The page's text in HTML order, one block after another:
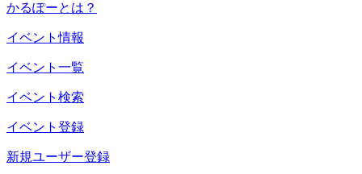
かるぽーとは？
イベント情報
イベント一覧
イベント検索
イベント登録
新規ユーザー登録